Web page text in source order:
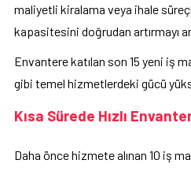
maliyetli kiralama veya ihale
kapasitesini doğrudan artırmayı
Envantere katılan son 15 yeni iş
gibi temel hizmetlerdeki gücü
Kısa Sürede Hızlı
Daha önce hizmete alınan 10 iş
merkez tahsis edildi